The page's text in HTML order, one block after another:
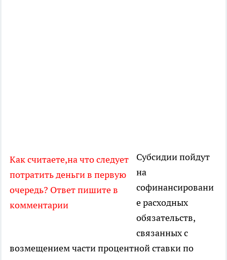
Как считаете,на что следует
потратить деньги в первую
очередь? Ответ пишите в
комментарии
Субсидии пойдут
на
софинансировани
е расходных
обязательств,
связанных с
возмещением части процентной ставки по